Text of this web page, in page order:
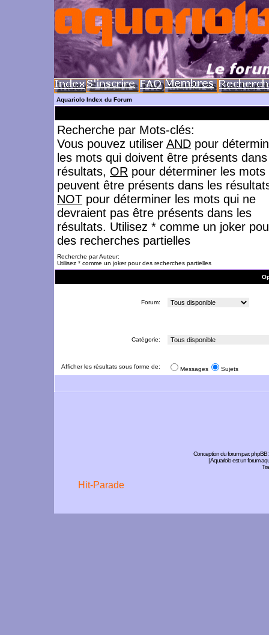
Aquariolo Index du Forum
Recherche par Mots-clés:
Vous pouvez utiliser AND pour
les mots qui doivent être présents
résultats, OR pour déterminer les mots
peuvent être présents dans les
NOT pour déterminer les mots qui ne
devraient pas être présents dans les
résultats. Utilisez * comme un joker
des recherches partielles
Recherche par Auteur:
Utilisez * comme un joker pour des recherches partielles
Forum:
Catégorie:
Afficher les résultats sous forme de: Messages Sujets
Conception du forum par:phpBB
| Aquariolo est un forum